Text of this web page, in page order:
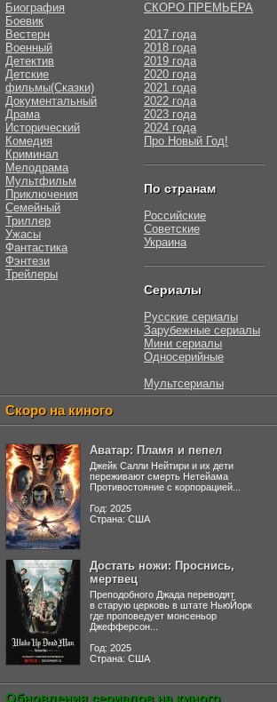
Биография
Боевик
Вестерн
Военный
Детектив
Детские
фильмы(Сказки)
Документальный
Драма
Исторический
Комедия
Криминал
Мелодрама
Мультфильм
Приключения
Семейный
Триллер
Ужасы
Фантастика
Фэнтези
Трейлеры
СКОРО ПРЕМЬЕРА
2017 года
2018 года
2019 года
2020 года
2021 года
2022 года
2023 года
2024 года
Про Новый Год!
По странам
Российские
Советские
Украина
Сериалы
Русские сериалы
Зарубежные сериалы
Мини сериалы
Односерийные
Мультсериалы
Скоро на киного
Аватар: Пламя и пепел
Джейк Салли Нейтири и их дети
переживают смерть Нетейама
Противостояние с корпорацией...
Год: 2025
Страна: США
Достать ножи: Проснись,
мертвец
Преподобного Джада переводят
в старую церковь в штате НьюЙорк
где проповедует монсеньор
Джефферсон...
Год: 2025
Страна: США
Обновления сериалов на киного